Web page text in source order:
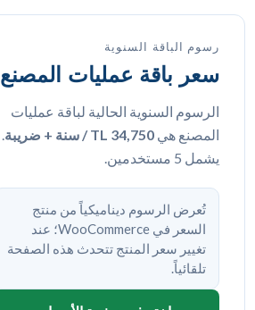
رسوم الباقة السنوية
سعر باقة عمليات المصنع
الرسوم السنوية الحالية لباقة عمليات
المصنع هي 34,750 TL / سنة + ضريبة
.
يشمل 5 مستخدمين.
تُعرض الرسوم ديناميكياً من منتج
السعر في WooCommerce؛ عند
تغيير سعر المنتج تتحدث هذه الصفحة
تلقائياً.